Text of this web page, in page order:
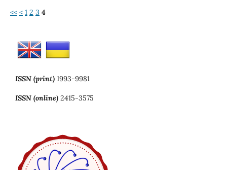
<< < 1 2 3 4
ISSN (print) 1993-9981
ISSN (online) 2415-3575